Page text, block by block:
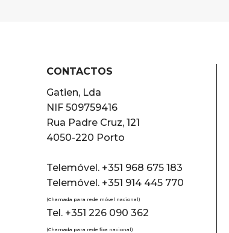
CONTACTOS
Gatien, Lda
NIF 509759416
Rua Padre Cruz, 121
4050-220 Porto
Telemóvel. +351 968 675 183
Telemóvel. +351 914 445 770
(Chamada para rede móvel nacional)
Tel. +351 226 090 362
(Chamada para rede fixa nacional)